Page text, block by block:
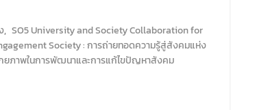
, SO5 University and Society Collaboration for
Society : การถ่ายทอดความรู้สู่สังคมแห่ง
กยภาพในการพัฒนาและการแก้ไขปัญหาสังคม